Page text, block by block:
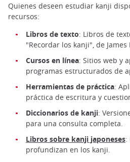
Quienes deseen estudiar kanji
recursos:
Libros de texto: Libros de
"Recordar los kanji", de James
Cursos en línea: Sitios web y
programas estructurados de
Herramientas de práctica:
práctica de escritura y
Diccionarios de kanji:
para una consulta completa.
Libros sobre kanji japoneses:
profundizan en los kanji.